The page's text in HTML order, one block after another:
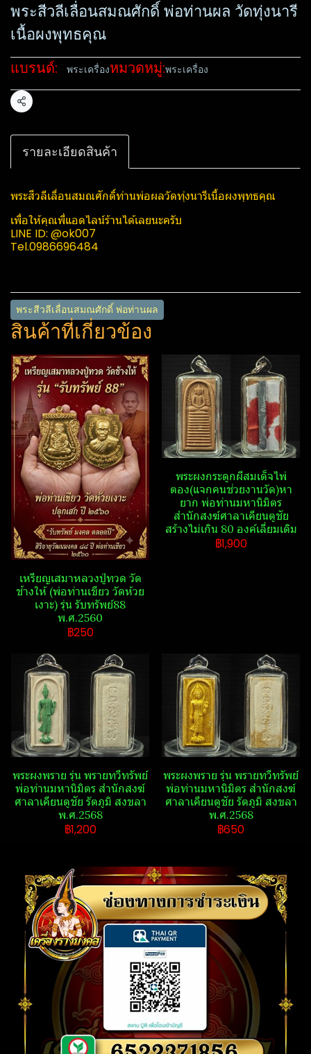
พระสีวลีเลื่อนสมณศักดิ์​ พ่อท่านผล วัดทุ่งนารี
เนื้อผงพุทธคุณ
แบรนด์: พระเครื่องหมวดหมู่:พระเครื่อง
แชร์
รายละเอียดสินค้า
พระสีวลีเลื่อนสมณศักดิ์​ท่านพ่อผลวัดทุ่งนารีเนื้อผงพุทธคุณ
เพื่อให้คุณพี่แอดไลน์ร้านได้เลยนะครับ
LINE​ ID: @ok007
Tel.0986696484
พระสีวลีเลื่อนสมณศักดิ์​ พ่อท่านผล
สินค้าที่เกี่ยวข้อง
เหรียญเสมาหลวงปู่ทวด วัด​
ช้าง​ให้​ (พ่อท่านเขียว วัด​ห้วย​
เงาะ​) รุ่น รับ​ทรัพย์​88​
พ.ศ.2560
฿250
พระผงกระดูก​ผี​สมเด็จไพ่
ตอง(แจกคนช่วยงานวัด)หา
ยาก พ่อท่านมหานิ​มิตร​
สำนักสงฆ์​ศาลา​เคียน​ตู​ชัย​
สร้างไม่เกิน 80 องค์เลี่ยมเดิม
฿1,900
พระ​ผงพราย​ รุ่น พรายทวีทรัพย์​
พ่อท่านมหานิ​มิตร​ สำนักสงฆ์​
ศาลา​เคียน​ตู​ชัย​ รัตภูมิ​ สงขลา​
พ.ศ.2568
฿1,200
พระ​ผงพราย​ รุ่น พรายทวีทรัพย์​
พ่อท่านมหานิ​มิตร​ สำนักสงฆ์​
ศาลา​เคียน​ตู​ชัย​ รัตภูมิ​ สงขลา​
พ.ศ.2568
฿650